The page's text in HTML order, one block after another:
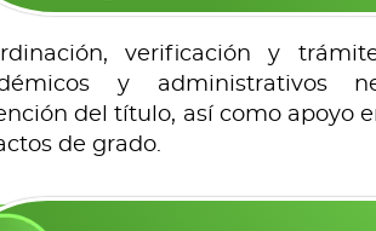
verificación y
y administrativos
del título, así como apoyo
de grado.